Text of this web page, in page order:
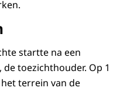
startte na een
toezichthouder. Op 1
terrein van de